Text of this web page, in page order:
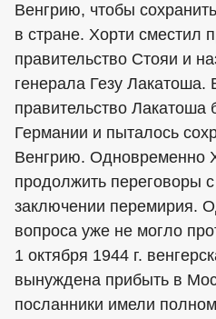
Венгрию, чтобы
в стране. Хорти сместил
правительство Стояи и
генерала Гезу Лакатоша.
правительство Лакатоша
Германии и пыталось
Венгрию. Одновременно
продолжить переговоры
заключении перемирия.
вопроса уже не могло
1 октября 1944 г.
вынуждена прибыть в
посланники имели